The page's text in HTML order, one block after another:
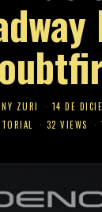
ZURI
14 DE
32 VIEWS